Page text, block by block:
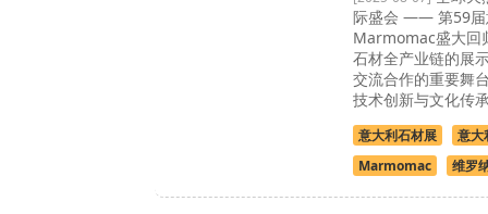
际盛会 —— 第59届
Marmomac盛大回
石材全产业链的展
交流合作的重要舞
技术创新与文化传
意大利石材展
意大
Marmomac
维罗